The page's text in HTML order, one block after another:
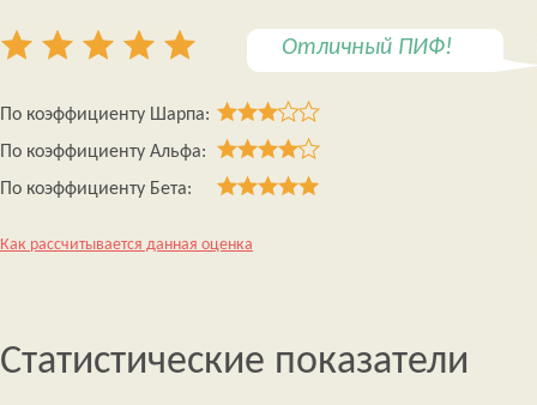
Отличный ПИФ!
По коэффициенту Шарпа:
По коэффициенту Альфа:
По коэффициенту Бета:
Как рассчитывается данная оценка
Статистические показатели